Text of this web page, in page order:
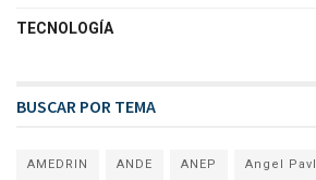
TECNOLOGÍA
BUSCAR POR TEMA
AMEDRIN ANDE ANEP Angel